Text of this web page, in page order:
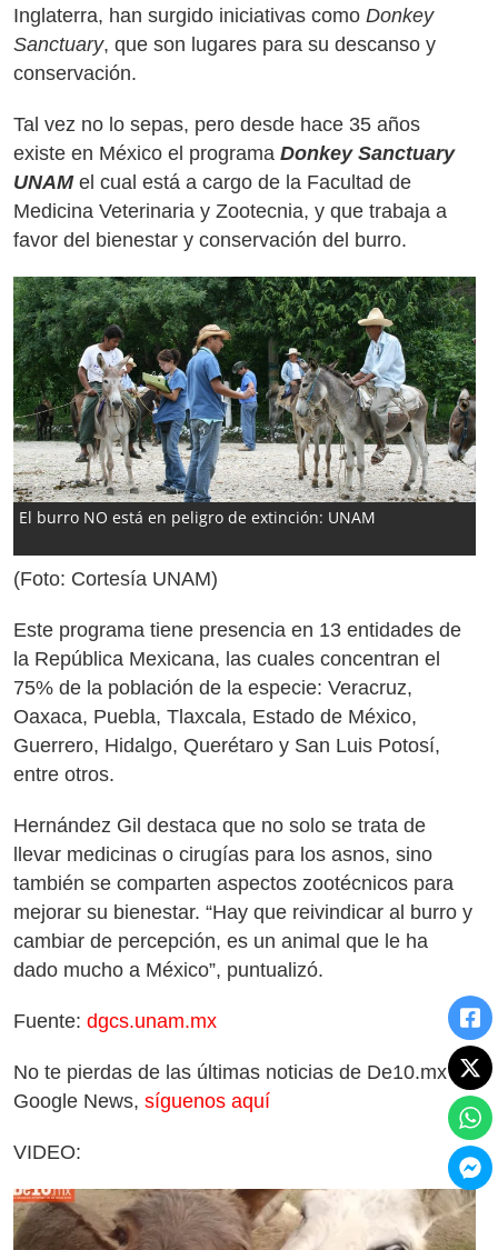
Inglaterra, han surgido iniciativas como Donkey
Sanctuary, que son lugares para su descanso y
conservación.
Tal vez no lo sepas, pero desde hace 35 años
existe en México el programa Donkey Sanctuary
UNAM el cual está a cargo de la Facultad de
Medicina Veterinaria y Zootecnia, y que trabaja a
favor del bienestar y conservación del burro.
El burro NO está en peligro de extinción: UNAM
(Foto: Cortesía UNAM)
Este programa tiene presencia en 13 entidades de
la República Mexicana, las cuales concentran el
75% de la población de la especie: Veracruz,
Oaxaca, Puebla, Tlaxcala, Estado de México,
Guerrero, Hidalgo, Querétaro y San Luis Potosí,
entre otros.
Hernández Gil destaca que no solo se trata de
llevar medicinas o cirugías para los asnos, sino
también se comparten aspectos zootécnicos para
mejorar su bienestar. “Hay que reivindicar al burro y
cambiar de percepción, es un animal que le ha
dado mucho a México”, puntualizó.
Fuente: dgcs.unam.mx
No te pierdas de las últimas noticias de De10.mx en
Google News, síguenos aquí
VIDEO: